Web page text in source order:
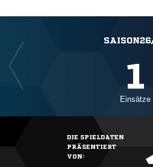
1
Einsätze
DIE SPIELDATEN
PRÄSENTIERT
VON: